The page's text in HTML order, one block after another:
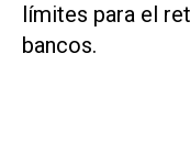
límites para el
bancos.